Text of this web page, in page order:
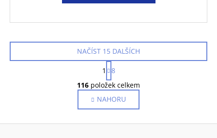
O
v
l
á
d
NAČÍST 15 DALŠÍCH
S
t
r
á
n
k
1
8
116 položek celkem
NAHORU
Z